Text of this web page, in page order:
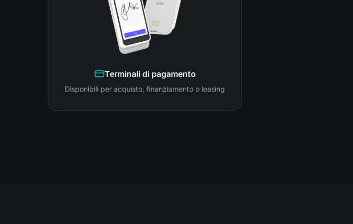
Terminali di pagamento
Disponibili per acquisto, finanziamento o leasing